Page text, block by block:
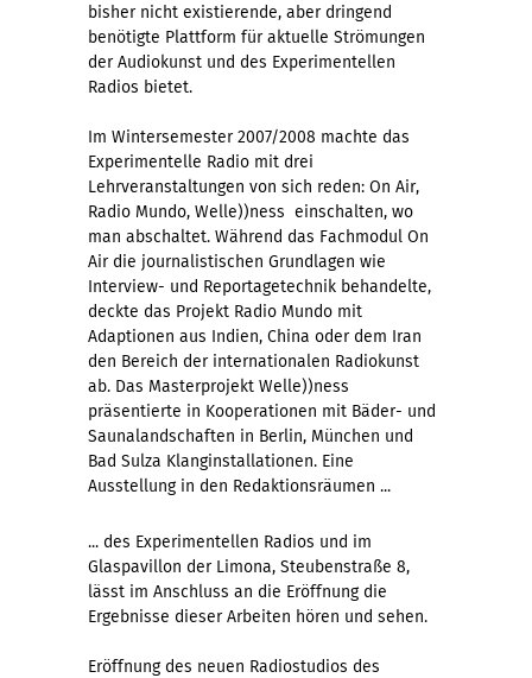
bisher nicht existierende, aber dringend
benötigte Plattform für aktuelle Strömungen
der Audiokunst und des Experimentellen
Radios bietet.
Im Wintersemester 2007/2008 machte das
Experimentelle Radio mit drei
Lehrveranstaltungen von sich reden: On Air,
Radio Mundo, Welle))ness  einschalten, wo
man abschaltet. Während das Fachmodul On
Air die journalistischen Grundlagen wie
Interview- und Reportagetechnik behandelte,
deckte das Projekt Radio Mundo mit
Adaptionen aus Indien, China oder dem Iran
den Bereich der internationalen Radiokunst
ab. Das Masterprojekt Welle))ness
präsentierte in Kooperationen mit Bäder- und
Saunalandschaften in Berlin, München und
Bad Sulza Klanginstallationen. Eine
Ausstellung in den Redaktionsräumen ...
... des Experimentellen Radios und im
Glaspavillon der Limona, Steubenstraße 8,
lässt im Anschluss an die Eröffnung die
Ergebnisse dieser Arbeiten hören und sehen.
Eröffnung des neuen Radiostudios des